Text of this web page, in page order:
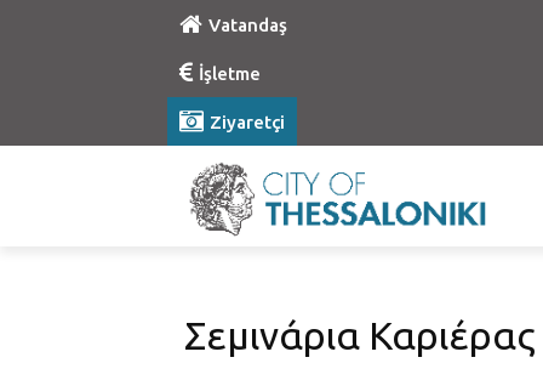
Vatandaş
İşletme
Ziyaretçi
Σεμινάρια Καριέρας